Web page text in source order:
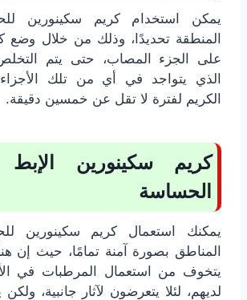
يمكن استخدام كريم سكينورين
المنطقة تحديدًا، وذلك من خلال وضع
على الجزء المصاب، حتى يتم
الذي يتواجد في أي من تلك
الكريم لفترة لا تقل عن خمسين دقيقة.
كريم سكينورين الإبط
الحساسة
يمكنك استعمال كريم سكينورين
المناطق بصورة آمنة تمامًا، حيث إن
يتخوف من استعمال المرطبات في
لديهم، لئلا يتعرضون لآثار جانبية،